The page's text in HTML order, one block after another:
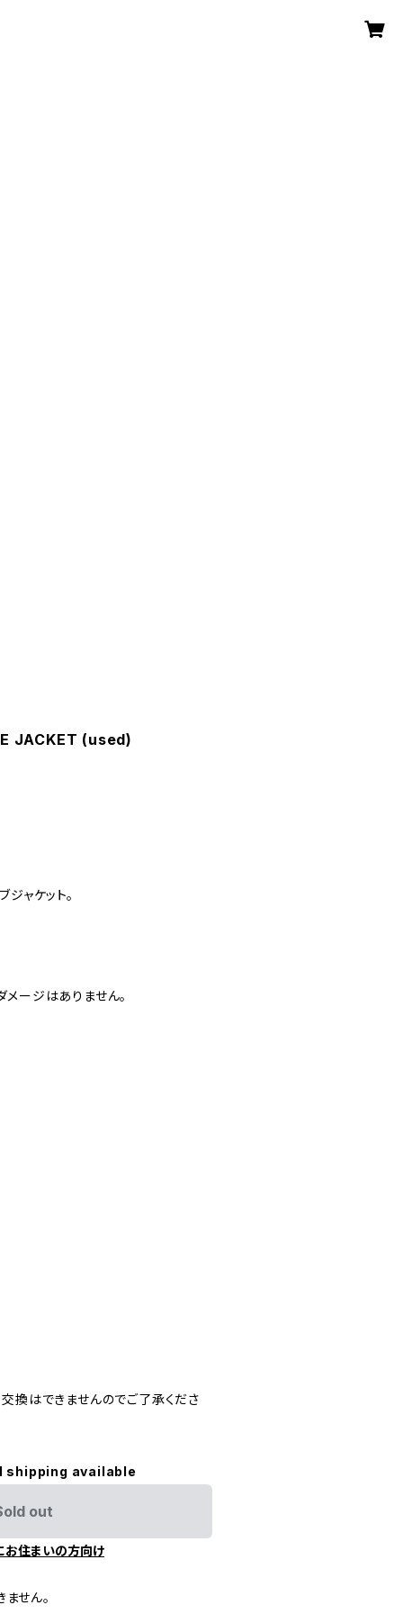
JACKET (used)
ャケット。
ージはありません。
換はできませんのでご了承くださ
shipping available
out
お住まいの方向け
せん。